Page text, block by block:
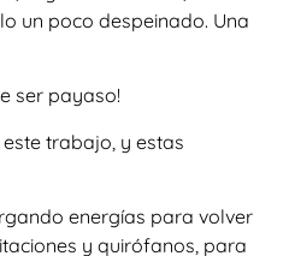
un poco despeinado. Una
ser payaso!
este trabajo, y estas
energías para volver
y quirófanos, para